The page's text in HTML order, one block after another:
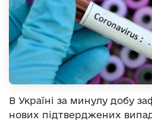
В Україні за минулу добу
нових підтверджених